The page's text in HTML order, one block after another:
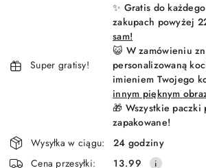
Super gratisy!
✨ Gratis do
zakupach powyżej
sam!
😺 W zamówieniu
personalizowaną
imieniem Twojego
innym pięknym
🎁 Wszystkie
zapakowane!
Wysyłka w ciągu:
24 godziny
Cena przesyłki:
13.99